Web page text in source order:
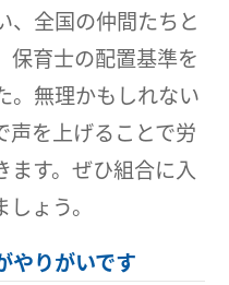
、全国の仲間たちと
保育士の配置基準を
。無理かもしれない
声を上げることで労
ます。ぜひ組合に入
ょう。
やりがいです